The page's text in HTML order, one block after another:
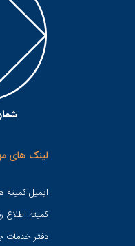
لینک های
ایمیل کمیته
کميته اطلاع
دفتر خدمات